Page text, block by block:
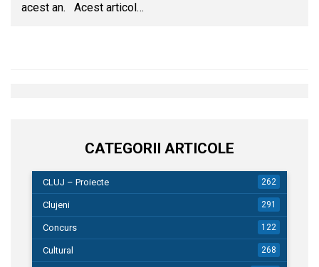
acest an. Acest articol…
CATEGORII ARTICOLE
CLUJ – Proiecte 262
Clujeni 291
Concurs 122
Cultural 268